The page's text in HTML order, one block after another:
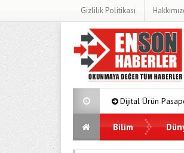
Gizlilik Politikası
Dijital Ürün Pasaportu Firmaları: En
Bilim